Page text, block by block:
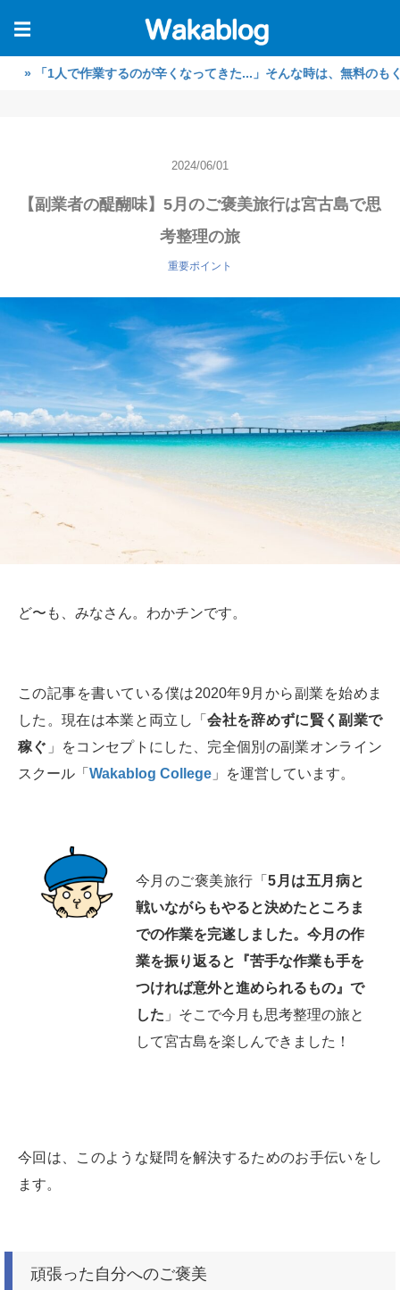
☰
作業するのが辛くなってきた...」そんな時は、無料のもくもく作業
2024/06/01
【副業者の醍醐味】5月のご褒美旅行は宮古島で思
考整理の旅
重要ポイント
ど〜も、みなさん。わかチンです。
この記事を書いている僕は2020年9月から副業を始めま
した。現在は本業と両立し「会社を辞めずに賢く副業で
稼ぐ 」をコンセプトにした、完全個別の副業オンライン
スクール「 Wakablog College 」を運営しています。
今月のご褒美旅行「5月は五月病と
戦いながらもやると決めたところま
での作業を完遂しました。今月の作
業を振り返ると『苦手な作業も手を
つければ意外と進められるもの』で
した 」そこで今月も思考整理の旅と
して宮古島を楽しんできました！
今回は、このような疑問を解決するためのお手伝いをし
ます。
頑張った自分へのご褒美